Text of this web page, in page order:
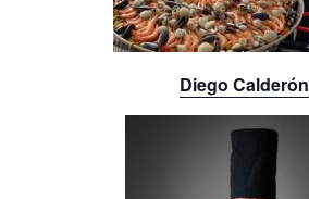
Diego Calderón